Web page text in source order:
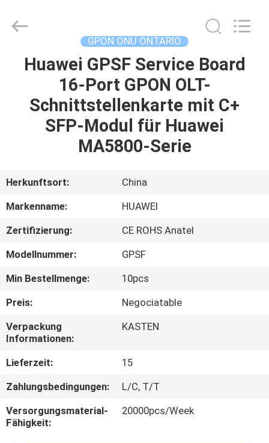
HAUS
PRODUKTE
FABRIK-
QUALITÄTSKONTROLLE
TRETEN
SIE
MIT
UNS
IN
VERBINDUNG
LIMITED.
GPON ONU ONTARIO
Huawei GPSF Service Board
16-Port GPON OLT-
Schnittstellenkarte mit C+
SFP-Modul für Huawei
MA5800-Serie
Herkunftsort:
China
Markenname:
HUAWEI
Zertifizierung:
CE ROHS Anatel
Modellnummer:
GPSF
Min Bestellmenge:
10pcs
Preis:
Negociatable
Verpackung
Informationen:
KASTEN
Lieferzeit:
15
Zahlungsbedingungen:
L/C, T/T
Versorgungsmaterial-
Fähigkeit:
20000pcs/Week